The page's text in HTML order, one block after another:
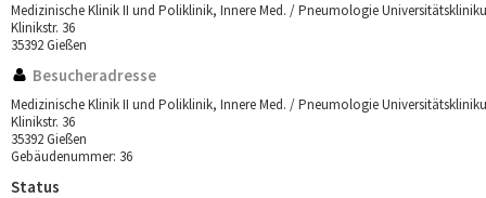
Medizinische Klinik II und Poliklinik, Innere Med. / Pneumologie
Klinikstr. 36
35392 Gießen
Besucheradresse
Medizinische Klinik II und Poliklinik, Innere Med. / Pneumologie
Klinikstr. 36
35392 Gießen
Gebäudenummer: 36
Status